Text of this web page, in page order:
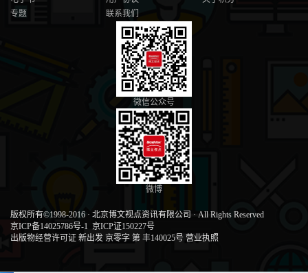
专题
联系我们
微信公众号
微博
版权所有©1998-2016 · 北京博文视点资讯有限公司 · All Rights Reserved
京ICP备14025786号-1 京ICP证150227号
出版物经营许可证 新出发 京零字 第 丰140025号 营业执照